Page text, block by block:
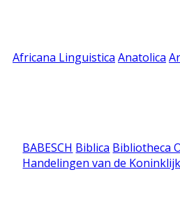
Africana Linguistica Anatolica
BABESCH Biblica Bibliotheca
Handelingen van de